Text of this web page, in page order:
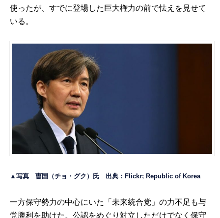
使ったが、すでに登場した巨大権力の前で怯えを見せて
いる。
▲写真 曺国（チョ・グク）氏 出典： Flickr; Republic of Korea
一方保守勢力の中心にいた「未来統合党」の力不足も与
党勝利を助けた。公認をめぐり対立しただけでなく保守